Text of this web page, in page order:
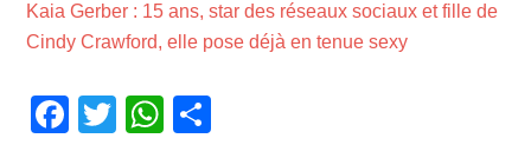
Kaia Gerber : 15 ans, star des réseaux sociaux et fille de
Cindy Crawford, elle pose déjà en tenue sexy
Facebook
TwitterWhatsApp